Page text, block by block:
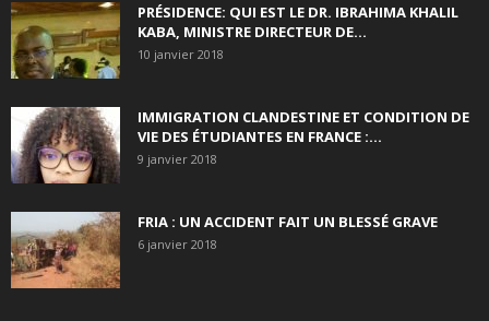
PRÉSIDENCE: QUI EST LE DR. IBRAHIMA KHALIL
KABA, MINISTRE DIRECTEUR DE...
10 janvier 2018
IMMIGRATION CLANDESTINE ET CONDITION DE
VIE DES ÉTUDIANTES EN FRANCE :...
9 janvier 2018
FRIA : UN ACCIDENT FAIT UN BLESSÉ GRAVE
6 janvier 2018